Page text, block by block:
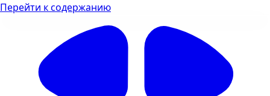
Перейти к содержанию